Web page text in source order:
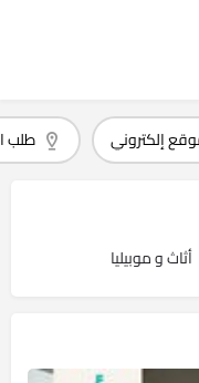
إلكتروني طلب
أثاث و موبيليا